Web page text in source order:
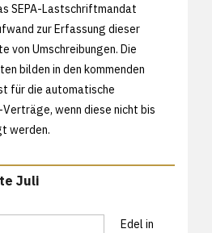
SEPA-Lastschriftmandat
zur Erfassung dieser
von Umschreibungen. Die
bilden in den kommenden
für die automatische
wenn diese nicht bis
werden.
Juli
Edel in